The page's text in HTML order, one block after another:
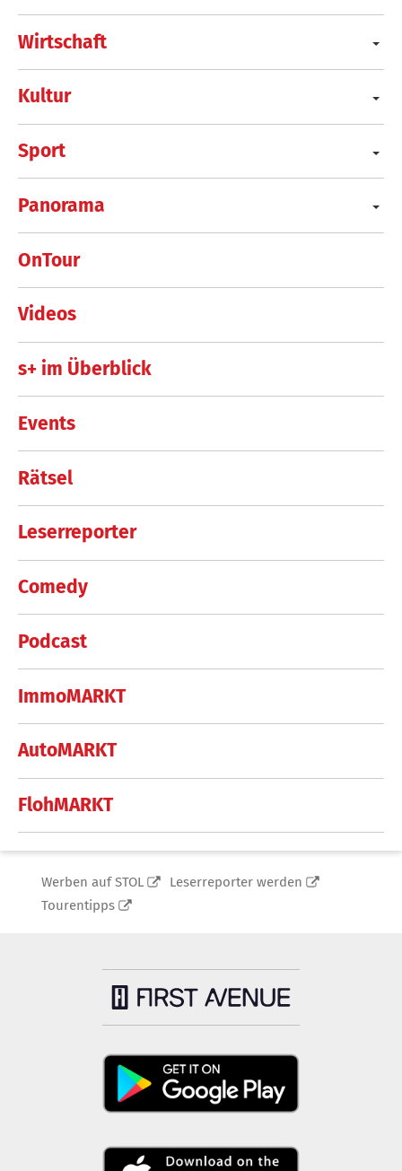
Wirtschaft
Kultur
Sport
Panorama
OnTour
Videos
s+ im Überblick
Events
Rätsel
Leserreporter
Comedy
Podcast
ImmoMARKT
AutoMARKT
FlohMARKT
Werben auf STOL
Leserreporter werden
Tourentipps